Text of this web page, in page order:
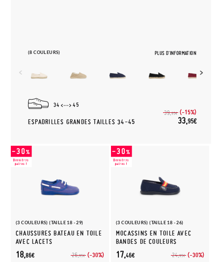
(8 COULEURS) PLUS D'INFORMATION
34 45
ESPADRILLES GRANDES TAILLES 34-45
39,95€ (-15%)
33,95€
(3 COULEURS) (TAILLE 18 - 29)
CHAUSSURES BATEAU EN TOILE
AVEC LACETS
26,95€ (-30%)
18,86€
(3 COULEURS) (TAILLE 18 - 26)
MOCASSINS EN TOILE AVEC
BANDES DE COULEURS
24,95€ (-30%)
17,46€